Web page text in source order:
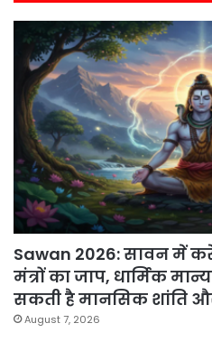
Sawan 2026: सावन में
मंत्रों का जाप, धार्मिक
सकती है मानसिक शांति
August 7, 2026